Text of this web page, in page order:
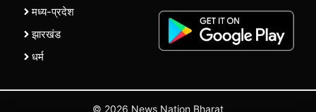
मध्य-प्रदेश
झारखंड
धर्म
© 2026 News Nation Bharat